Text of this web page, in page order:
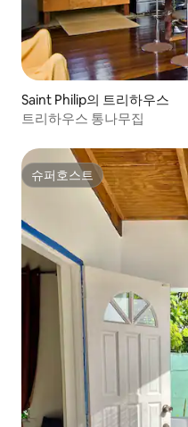
Saint Philip의 트리하우스
트리하우스 통나무집
슈퍼호스트
슈퍼호스트